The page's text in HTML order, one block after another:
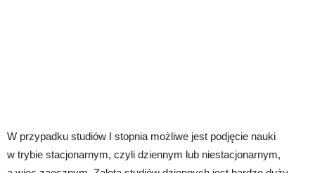
W przypadku studiów I stopnia możliwe jest podjęcie nauki
w trybie stacjonarnym, czyli dziennym lub niestacjonarnym,